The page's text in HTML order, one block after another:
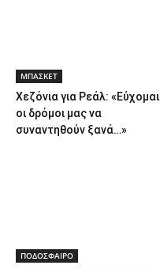
ΜΠΑΣΚΕΤ
Χεζόνια για Ρεάλ: «Εύχομαι
οι δρόμοι μας να
συναντηθούν ξανά…»
ΠΟΔΟΣΦΑΙΡΟ